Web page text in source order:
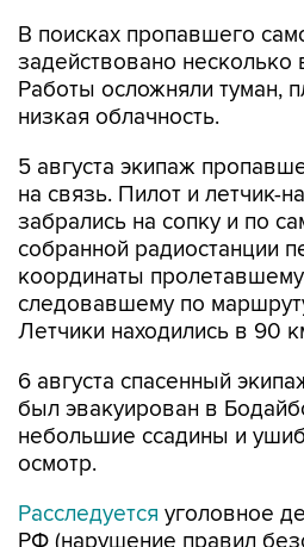
В поисках пропавшего
задействовано
Работы осложняли туман,
низкая облачность.
5 августа экипаж
на связь. Пилот и летчик-
забрались на сопку и по
собранной радиостанции
координаты
следовавшему по
Летчики находились в 90
6 августа спасенный
был эвакуирован в
небольшие ссадины и
осмотр.
Расследуется уголовное